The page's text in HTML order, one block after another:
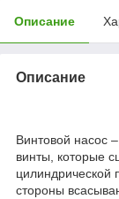
Описание
Описание
Винтовой насос
винты, которые
цилиндрической
стороны